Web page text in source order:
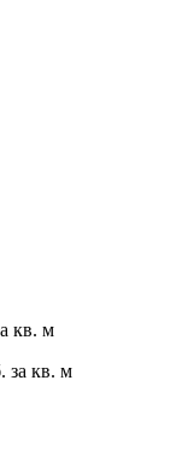
кв. м
за кв. м